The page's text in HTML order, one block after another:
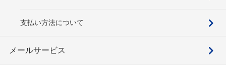
支払い方法について
メールサービス